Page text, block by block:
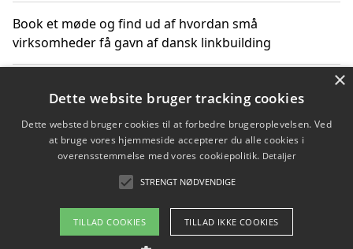
Book et møde og find ud af hvordan små
virksomheder få gavn af dansk linkbuilding
får du indgår et samarbejde
Hold et møde med en WordPress ekspert og vælg den
mest professionelle til at vedligeholde din løsning
Copyright 2026 - Pilanto Aps
×
Dette website bruger tracking cookies
Dette websted bruger cookies til at forbedre brugeroplevelsen. Ved
at bruge vores hjemmeside accepterer du alle cookies i
overensstemmelse med vores cookiepolitik. Detaljer
STRENGT NØDVENDIGE
TILLAD COOKIES TILLAD IKKE COOKIES